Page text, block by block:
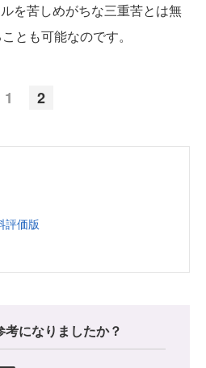
を苦しめがちな三重苦とは無
とも可能なのです。
1 2
評価版
考になりましたか？